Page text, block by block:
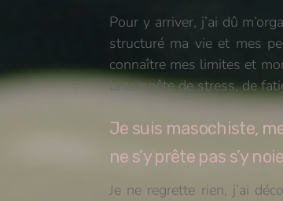
Pour y arriver, j’ai dû
structuré ma vie et mes
connaître mes limites et
la tempête de stress, de
Je suis masochiste,
ne s’y prête pas s’y
Je ne regrette rien, j’ai